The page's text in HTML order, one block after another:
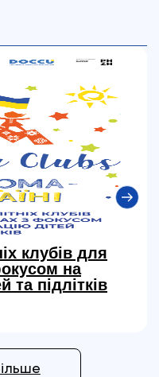
клубів для
на
та підлітків